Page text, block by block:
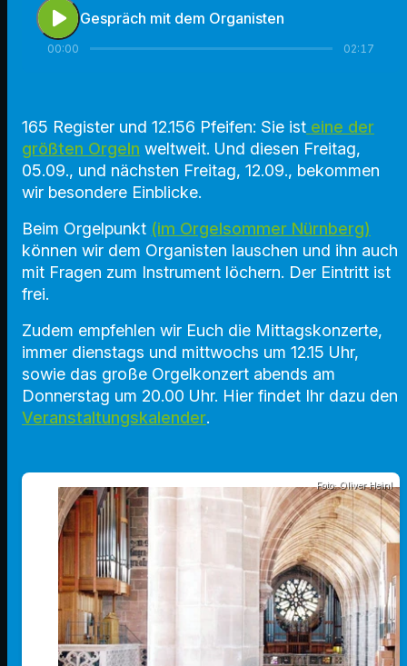
play_arrow Gespräch mit dem Organisten
00:00 02:17
165 Register und 12.156 Pfeifen: Sie ist eine der
größten Orgeln weltweit. Und diesen Freitag,
05.09., und nächsten Freitag, 12.09., bekommen
wir besondere Einblicke.
Beim Orgelpunkt (im Orgelsommer Nürnberg)
können wir dem Organisten lauschen und ihn auch
mit Fragen zum Instrument löchern. Der Eintritt ist
frei.
Zudem empfehlen wir Euch die Mittagskonzerte,
immer dienstags und mittwochs um 12.15 Uhr,
sowie das große Orgelkonzert abends am
Donnerstag um 20.00 Uhr. Hier findet Ihr dazu den
Veranstaltungskalender.
Foto: Oliver Heinl